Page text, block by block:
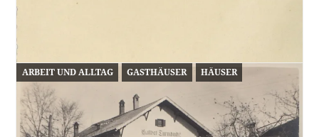
Am Rechenhof
2. März 2026
ARBEIT UND ALLTAG GASTHÄUSER HÄUSER